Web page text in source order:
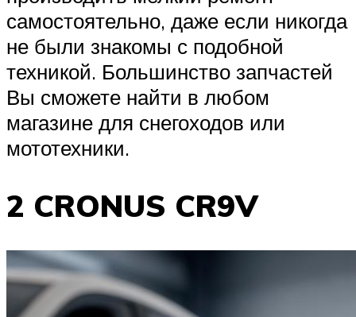
самостоятельно, даже если никогда
не были знакомы с подобной
техникой. Большинство запчастей
Вы сможете найти в любом
магазине для снегоходов или
мототехники.
2 CRONUS CR9V